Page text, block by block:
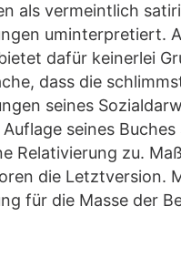
als vermeintlich
uminterpretiert.
dafür keinerlei
dass die
seines
seines
Relativierung zu.
die Letztversion.
für die Masse der